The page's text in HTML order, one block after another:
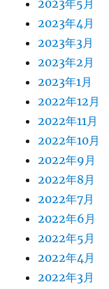
2023年5月
2023年4月
2023年3月
2023年2月
2023年1月
2022年12月
2022年11月
2022年10月
2022年9月
2022年8月
2022年7月
2022年6月
2022年5月
2022年4月
2022年3月